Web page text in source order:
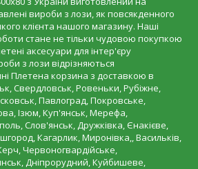
вироби з лози, як повсякденного
клієнта нашого магазину. Наші
стане не тільки чудовою покупкою
аксесуари для інтер'єру
з лози відрізняються
Плетена корзина з доставкою в
Свердловськ, Ровеньки, Рубіжне,
Павлоград, Покровське,
Ізюм, Куп'янськ, Мерефа,
Слов'янськ, Дружківка, Єнакієве,
Кагарлик, Миронівка,, Васильків,
Червоногвардійське,
Дніпрорудний, Куйбишеве,